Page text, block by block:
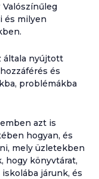
és milyen
általa nyújtott
és
problémákba
azt is
hogyan, és
mely üzletekben
hogy könyvtárat,
járunk, és